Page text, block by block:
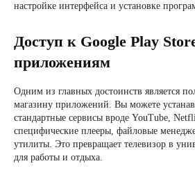
настройке интерфейса и установке
Доступ к Google Play
приложениям
Одним из главных достоинств является
магазину приложений. Вы можете
стандартные сервисы вроде YouTube,
специфические плееры, файловые
утилиты. Это превращает телевизор в
для работы и отдыха.